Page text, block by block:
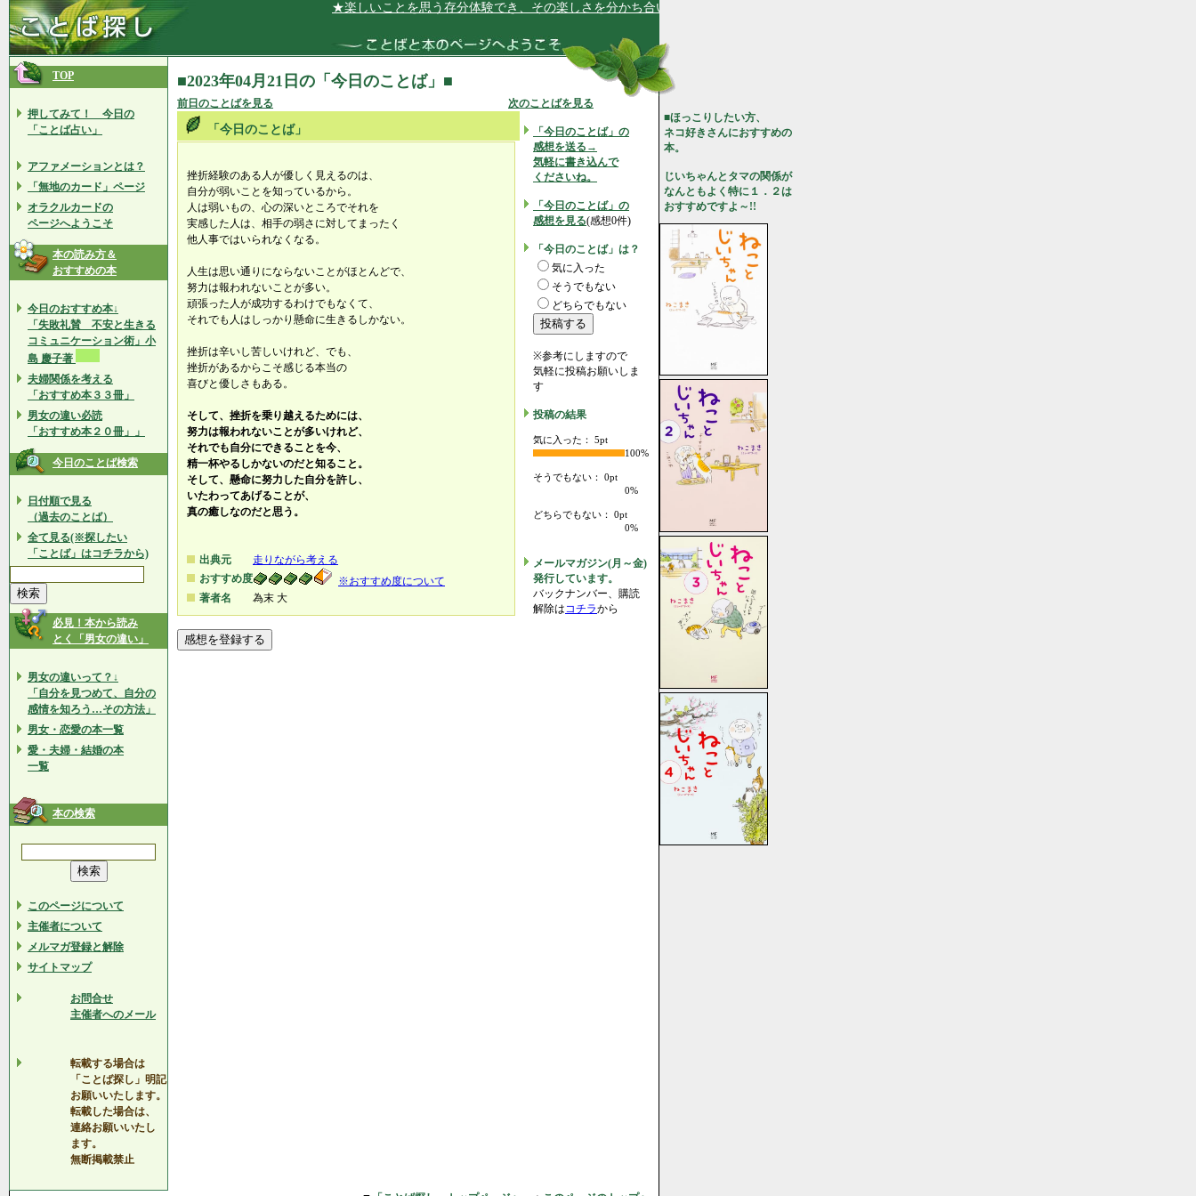
★楽しいことを思う存分体験でき、その楽しさを分かち合います★
TOP
押してみて！ 今日の
「ことば占い」
アファメーションとは？
「無地のカード」ページ
オラクルカードの
ページへようこそ
本の読み方＆
おすすめの本
今日のおすすめ本↓
「失敗礼賛 不安と生きる
コミュニケーション術」小
島 慶子著
夫婦関係を考える
「おすすめ本３３冊」
男女の違い必読
「おすすめ本２０冊」」
今日のことば検索
日付順で見る
（過去のことば）
全て見る(※探したい
「ことば」はコチラから)
必見！本から読み
とく「男女の違い」
男女の違いって？↓
「自分を見つめて、自分の
感情を知ろう…その方法」
男女・恋愛の本一覧
愛・夫婦・結婚の本
一覧
本の検索
このページについて
主催者について
メルマガ登録と解除
サイトマップ
お問合せ
主催者へのメール
転載する場合は
「ことば探し」明記
お願いいたします。
転載した場合は、
連絡お願いいたし
ます。
無断掲載禁止
■2023年04月21日の「今日のことば」■
前日のことばを見る 次のことばを見る
「今日のことば」
挫折経験のある人が優しく見えるのは、
自分が弱いことを知っているから。
人は弱いもの、心の深いところでそれを
実感した人は、相手の弱さに対してまったく
他人事ではいられなくなる。
人生は思い通りにならないことがほとんどで、
努力は報われないことが多い。
頑張った人が成功するわけでもなくて、
それでも人はしっかり懸命に生きるしかない。
挫折は辛いし苦しいけれど、でも、
挫折があるからこそ感じる本当の
喜びと優しさもある。
そして、挫折を乗り越えるためには、
努力は報われないことが多いけれど、
それでも自分にできることを今、
精一杯やるしかないのだと知ること。
そして、懸命に努力した自分を許し、
いたわってあげることが、
真の癒しなのだと思う。
出典元
走りながら考える
おすすめ度
※おすすめ度について
著者名
為末 大
「今日のことば」の
感想を送る→
気軽に書き込んで
くださいね。
「今日のことば」の
感想を見る(感想0件)
「今日のことば」は？
気に入った
そうでもない
どちらでもない
※参考にしますので
気軽に投稿お願いしま
す
投稿の結果
気に入った： 5pt
100%
そうでもない： 0pt
0%
どちらでもない： 0pt
0%
メールマガジン(月～金)
発行しています。
バックナンバー、購読
解除はコチラから
■ほっこりしたい方、
ネコ好きさんにおすすめの
本。
じいちゃんとタマの関係が
なんともよく特に１．２は
おすすめですよ～!!